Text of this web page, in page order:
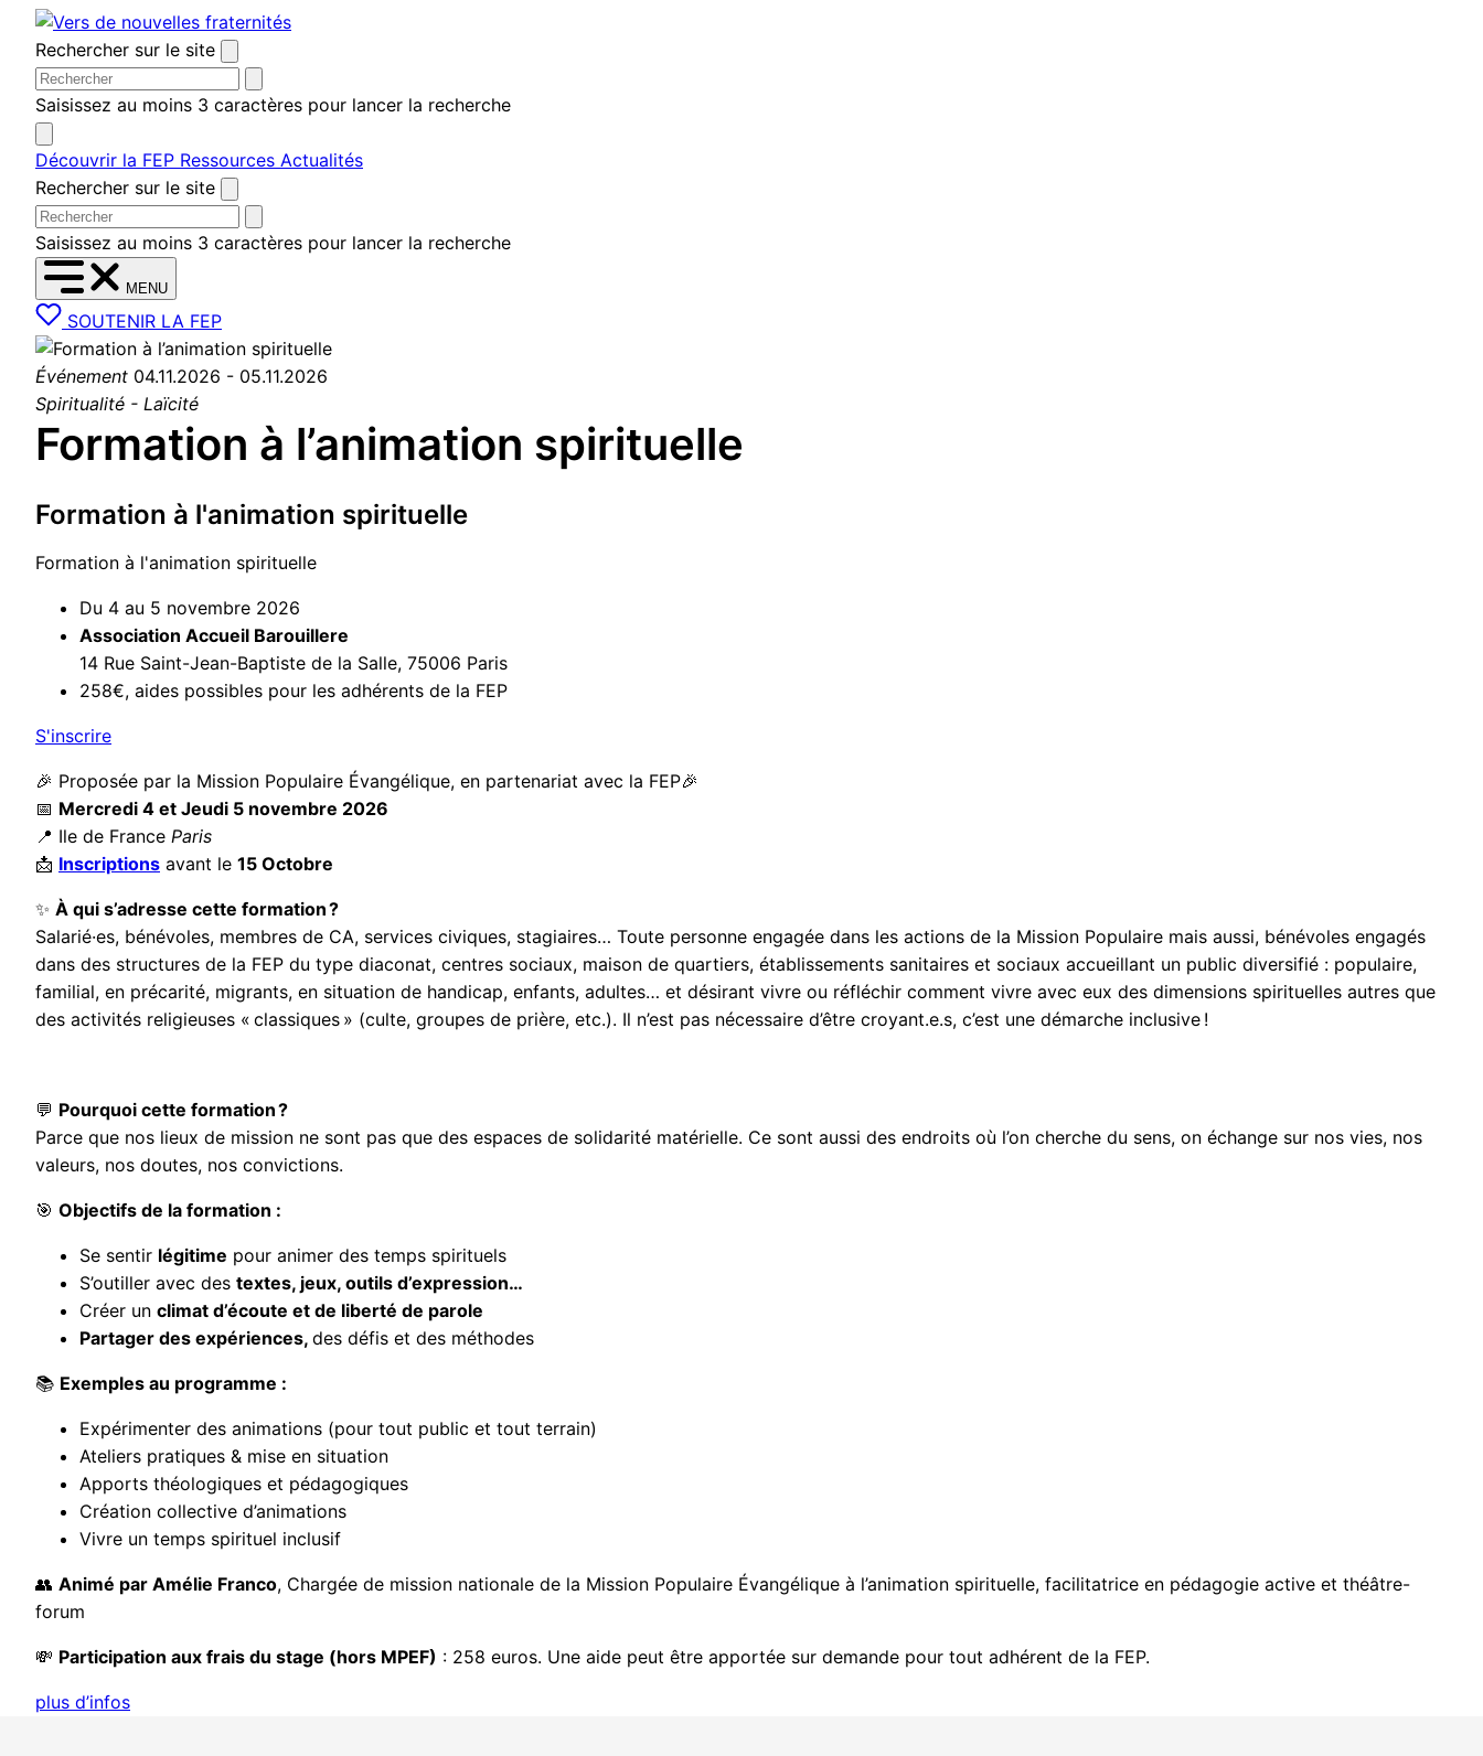
Aller au contenu
Rechercher sur le site
Saisissez au moins 3 caractères pour lancer la recherche
Découvrir la FEP Ressources Actualités
Rechercher sur le site
Saisissez au moins 3 caractères pour lancer la recherche
MENU
SOUTENIR LA FEP
Événement 04.11.2026 - 05.11.2026
Spiritualité - Laïcité
Formation à l’animation spirituelle
Formation à l'animation spirituelle
Formation à l'animation spirituelle
Du 4 au 5 novembre 2026
Association Accueil Barouillere
14 Rue Saint-Jean-Baptiste de la Salle, 75006 Paris
258€, aides possibles pour les adhérents de la FEP
S'inscrire(nouvelle fenêtre)
🎉 Proposée par la Mission Populaire Évangélique, en partenariat avec la FEP🎉
📅 Mercredi 4 et Jeudi 5 novembre 2026
📍 Ile de France Paris
📩 Inscriptions avant le 15 Octobre
✨ À qui s’adresse cette formation ?
Salarié·es, bénévoles, membres de CA, services civiques, stagiaires… Toute personne engagée dans les actions de la Mission Populaire mais aussi, bénévoles engagés
dans des structures de la FEP du type diaconat, centres sociaux, maison de quartiers, établissements sanitaires et sociaux accueillant un public diversifié : populaire,
familial, en précarité, migrants, en situation de handicap, enfants, adultes… et désirant vivre ou réfléchir comment vivre avec eux des dimensions spirituelles autres que
des activités religieuses « classiques » (culte, groupes de prière, etc.). Il n’est pas nécessaire d’être croyant.e.s, c’est une démarche inclusive !
💬 Pourquoi cette formation ?
Parce que nos lieux de mission ne sont pas que des espaces de solidarité matérielle. Ce sont aussi des endroits où l’on cherche du sens, on échange sur nos vies, nos
valeurs, nos doutes, nos convictions.
🎯 Objectifs de la formation :
Se sentir légitime pour animer des temps spirituels
S’outiller avec des textes, jeux, outils d’expression…
Créer un climat d’écoute et de liberté de parole
Partager des expériences, des défis et des méthodes
📚 Exemples au programme :
Expérimenter des animations (pour tout public et tout terrain)
Ateliers pratiques & mise en situation
Apports théologiques et pédagogiques
Création collective d’animations
Vivre un temps spirituel inclusif
👥 Animé par Amélie Franco, Chargée de mission nationale de la Mission Populaire Évangélique à l’animation spirituelle, facilitatrice en pédagogie active et théâtre-
forum
💸 Participation aux frais du stage (hors MPEF) : 258 euros. Une aide peut être apportée sur demande pour tout adhérent de la FEP.
plus d’infos